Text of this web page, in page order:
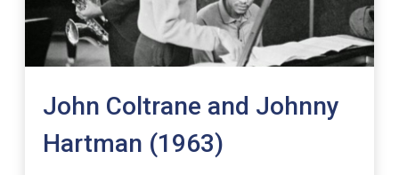
John Coltrane and Johnny
Hartman (1963)